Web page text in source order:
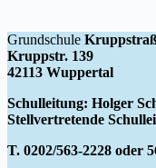
Grundschule
Kruppstr. 139
42113 Wuppertal
Schulleitung: Holger
Stellvertretende
T. 0202/563-2228 oder